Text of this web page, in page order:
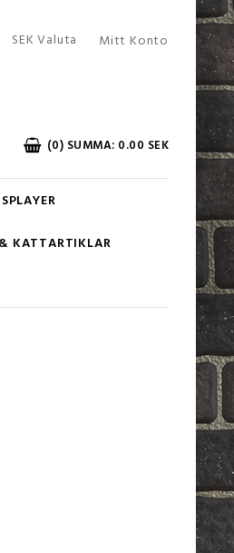
Mitt Konto
SEK Valuta
(0) SUMMA: 0.00 SEK
KATTARTIKLAR